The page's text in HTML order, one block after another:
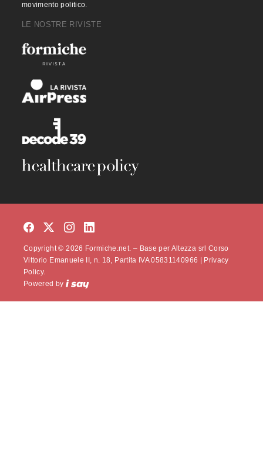
movimento politico.
LE NOSTRE RIVISTE
Copyright © 2026 Formiche.net. – Base per Altezza srl Corso
Vittorio Emanuele II, n. 18, Partita IVA 05831140966 |
Privacy
Policy.
Powered by